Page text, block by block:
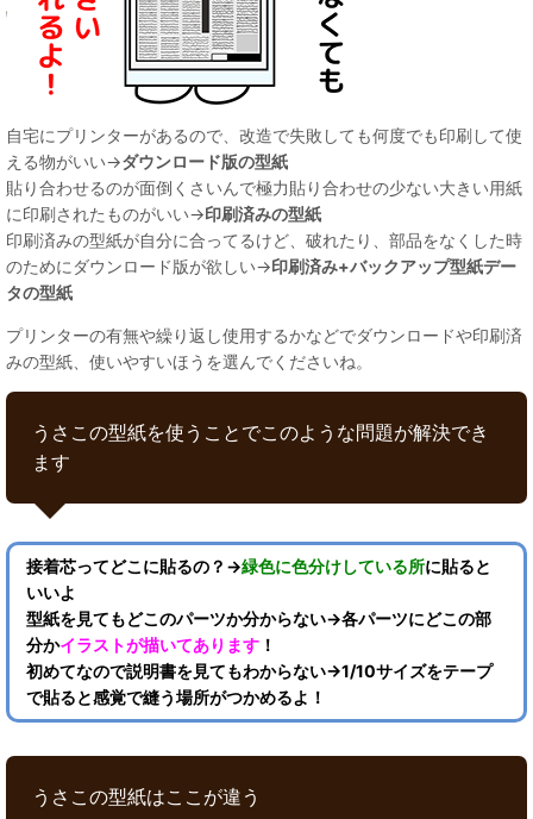
自宅にプリンターがあるので、改造で失敗しても何度でも印刷して使
える物がいい→ダウンロード版の型紙
貼り合わせるのが面倒くさいんで極力貼り合わせの少ない大きい用紙
に印刷されたものがいい→印刷済みの型紙
印刷済みの型紙が自分に合ってるけど、破れたり、部品をなくした時
のためにダウンロード版が欲しい→印刷済み+バックアップ型紙デー
タの型紙
プリンターの有無や繰り返し使用するかなどでダウンロードや印刷済
みの型紙、使いやすいほうを選んでくださいね。
うさこの型紙を使うことでこのような問題が解決でき
ます
接着芯ってどこに貼るの？→緑色に色分けしている所に貼ると
いいよ
型紙を見てもどこのパーツか分からない→各パーツにどこの部
分かイラストが描いてあります ！
初めてなので説明書を見てもわからない→1/10サイズをテープ
で貼ると感覚で縫う場所がつかめるよ！
うさこの型紙はここが違う